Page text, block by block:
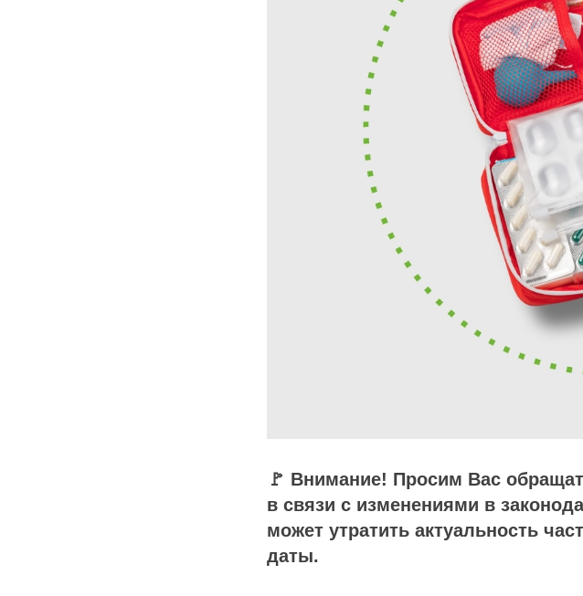
🚩 Внимание! Просим Вас
в связи с изменениями в
может утратить актуальность
даты.